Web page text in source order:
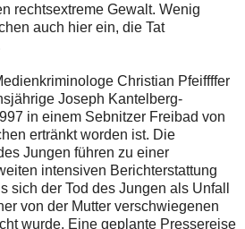
rechtsextreme Gewalt. Wenig
auch hier ein, die Tat
Christian Pfeiffffer
Joseph Kantelberg-
in einem Sebnitzer Freibad von
ertränkt worden ist. Die
Jungen führen zu einer
intensiven Berichterstattung
sich der Tod des Jungen als Unfall
von der Mutter verschwiegenen
wurde. Eine geplante Pressereise